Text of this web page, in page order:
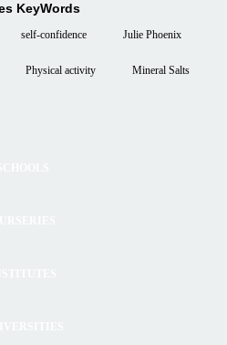
KeyWords
self-confidence Julie Phoenix
Physical activity Mineral Salts